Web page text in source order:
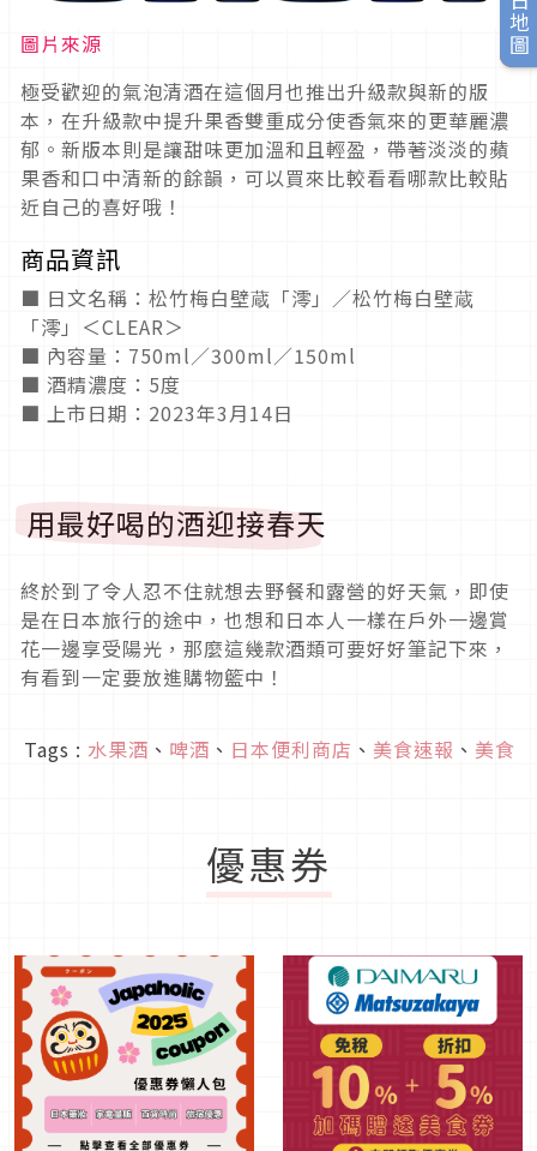
圖片來源
極受歡迎的氣泡清酒在這個月也推出升級款與新的版
本，在升級款中提升果香雙重成分使香氣來的更華麗濃
郁。新版本則是讓甜味更加溫和且輕盈，帶著淡淡的蘋
果香和口中清新的餘韻，可以買來比較看看哪款比較貼
近自己的喜好哦！
商品資訊
■ 日文名稱：松竹梅白壁蔵「澪」／松竹梅白壁蔵
「澪」＜CLEAR＞
■ 內容量：750ml／300ml／150ml
■ 酒精濃度：5度
■ 上市日期：2023年3月14日
用最好喝的酒迎接春天
終於到了令人忍不住就想去野餐和露營的好天氣，即使
是在日本旅行的途中，也想和日本人一樣在戶外一邊賞
花一邊享受陽光，那麼這幾款酒類可要好好筆記下來，
有看到一定要放進購物籃中！
Tags : 水果酒 、 啤酒 、 日本便利商店 、 美食速報 、 美食
優惠券